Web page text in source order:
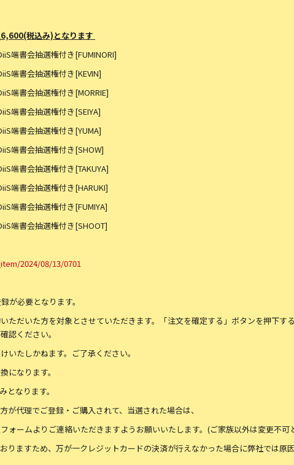
税込み)となります
端書会抽選権付き[FUMINORI]
端書会抽選権付き[KEVIN]
端書会抽選権付き[MORRIE]
端書会抽選権付き[SEIYA]
端書会抽選権付き[YUMA]
端書会抽選権付き[SHOW]
端書会抽選権付き[TAKUYA]
端書会抽選権付き[HARUKI]
端書会抽選権付き[FUMIYA]
端書会抽選権付き[SHOOT]
2024/08/13/0701
が必要となります。
だいた方を対象とさせていただきます。「注文を確定する」ボタンを押下す
認ください。
たしかねます。ご了承ください。
になります。
なります。
代理でご登録・ご購入されて、当選された場合は、
ォームよりご連絡いただきますようお願いいたします。(ご家族以外は変更不可
りますため、万が一クレジットカードの決済が行えなかった場合に弊社では原